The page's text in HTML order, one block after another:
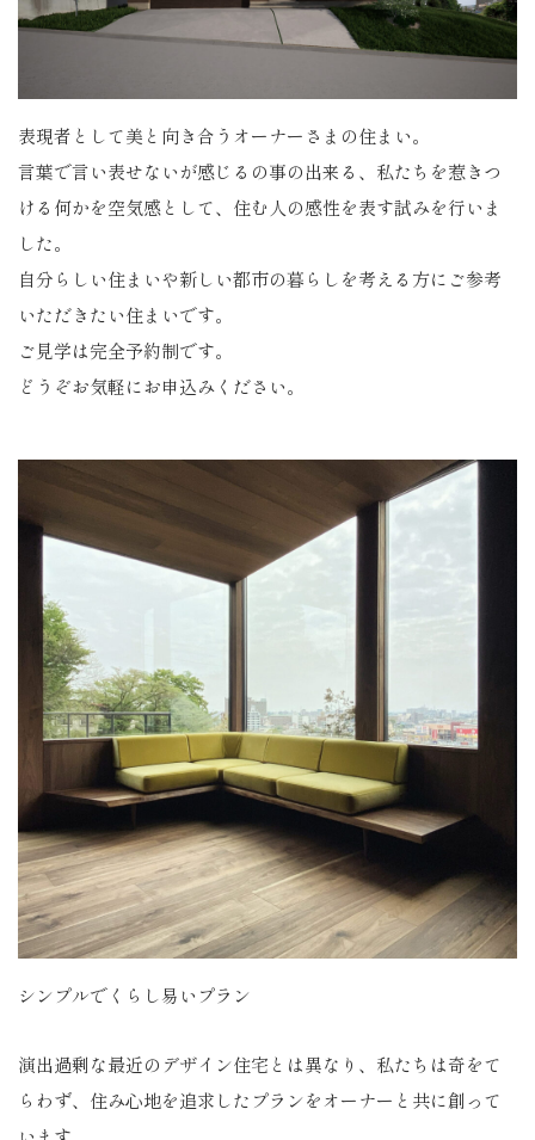
表現者として美と向き合うオーナーさまの住まい。
言葉で言い表せないが感じるの事の出来る、私たちを惹きつ
ける何かを空気感として、住む人の感性を表す試みを行いま
した。
自分らしい住まいや新しい都市の暮らしを考える方にご参考
いただきたい住まいです。
ご見学は完全予約制です。
どうぞお気軽にお申込みください。
シンプルでくらし易いプラン
演出過剰な最近のデザイン住宅とは異なり、私たちは奇をて
らわず、住み心地を追求したプランをオーナーと共に創って